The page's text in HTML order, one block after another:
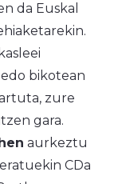
da Euskal
bikotean
zure
gara.
aurkeztu
CDa